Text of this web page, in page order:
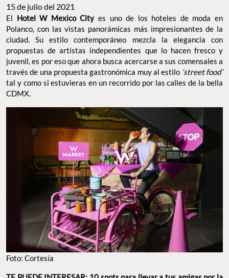
15 de julio del 2021
El Hotel W Mexico Cityes uno de los hoteles de moda en
Polanco, con las vistas panorámicas más impresionantes de la
ciudad. Su estilo contemporáneo mezcla la elegancia con
propuestas de artistas independientes que lo hacen fresco y
juvenil, es por eso que ahora busca acercarse a sus comensales a
través de una propuesta gastronómica muy al estilo ‘street food’
tal y como si estuvieras en un recorrido por las calles de la bella
CDMX.
Foto: Cortesía